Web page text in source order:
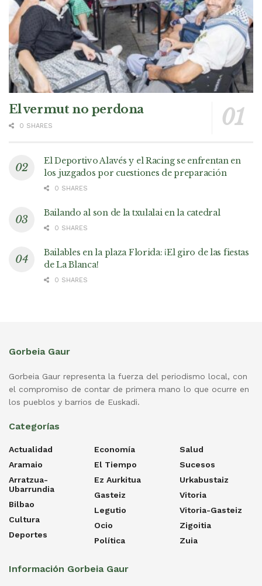
El vermut no perdona
0 SHARES
El Deportivo Alavés y el Racing se enfrentan en
los juzgados por cuestiones de preparación
0 SHARES
Bailando al son de la txulalai en la catedral
0 SHARES
Bailables en la plaza Florida: ¡El giro de las fiestas
de La Blanca!
0 SHARES
Gorbeia Gaur
Gorbeia Gaur representa la fuerza del periodismo local, con
el compromiso de contar de primera mano lo que ocurre en
los pueblos y barrios de Euskadi.
Categorías
Actualidad
Aramaio
Arratzua-
Ubarrundia
Bilbao
Cultura
Deportes
Economía
El Tiempo
Ez Aurkitua
Gasteiz
Legutio
Ocio
Política
Salud
Sucesos
Urkabustaiz
Vitoria
Vitoria-Gasteiz
Zigoitia
Zuia
Información Gorbeia Gaur